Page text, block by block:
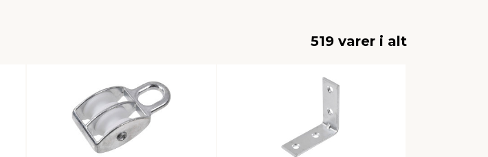
519 varer i alt